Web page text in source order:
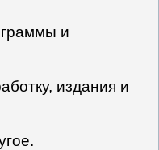
и
издания и